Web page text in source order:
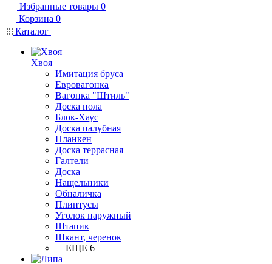
Избранные товары 0
Корзина 0
Каталог
Хвоя
Имитация бруса
Евровагонка
Вагонка "Штиль"
Доска пола
Блок-Хаус
Доска палубная
Планкен
Доска террасная
Галтели
Доска
Нащельники
Обналичка
Плинтусы
Уголок наружный
Штапик
Шкант, черенок
+ ЕЩЕ 6